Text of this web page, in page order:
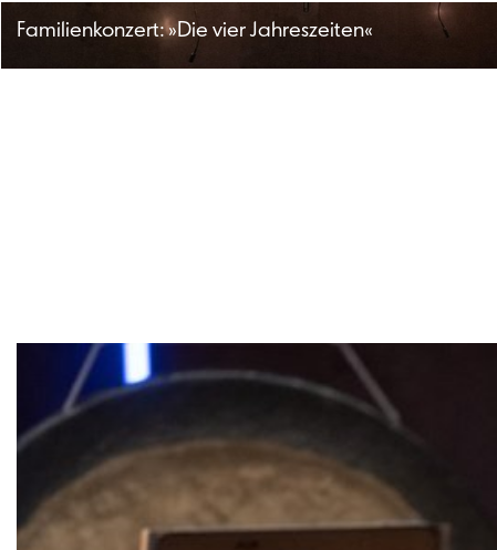
Familienkonzert: »Die vier Jahreszeiten«